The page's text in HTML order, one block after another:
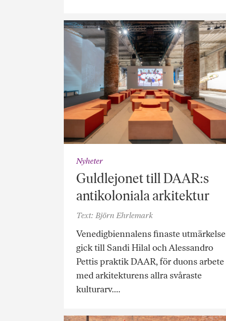
Nyheter
Guldlejonet till DAAR:s
antikoloniala arkitektur
Text: Björn Ehrlemark
Venedigbiennalens finaste utmärkelse
gick till Sandi Hilal och Alessandro
Pettis praktik DAAR, för duons arbete
med arkitekturens allra svåraste
kulturarv….